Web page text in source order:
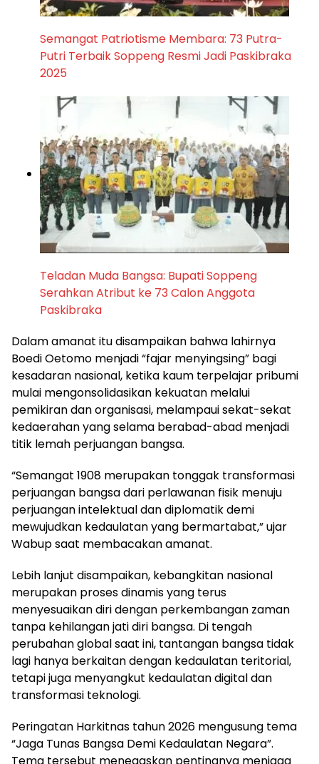
Semangat Patriotisme Membara: 73 Putra-
Putri Terbaik Soppeng Resmi Jadi Paskibraka
2025
Teladan Muda Bangsa: Bupati Soppeng
Serahkan Atribut ke 73 Calon Anggota
Paskibraka
Dalam amanat itu disampaikan bahwa lahirnya
Boedi Oetomo menjadi “fajar menyingsing” bagi
kesadaran nasional, ketika kaum terpelajar pribumi
mulai mengonsolidasikan kekuatan melalui
pemikiran dan organisasi, melampaui sekat-sekat
kedaerahan yang selama berabad-abad menjadi
titik lemah perjuangan bangsa.
“Semangat 1908 merupakan tonggak transformasi
perjuangan bangsa dari perlawanan fisik menuju
perjuangan intelektual dan diplomatik demi
mewujudkan kedaulatan yang bermartabat,” ujar
Wabup saat membacakan amanat.
Lebih lanjut disampaikan, kebangkitan nasional
merupakan proses dinamis yang terus
menyesuaikan diri dengan perkembangan zaman
tanpa kehilangan jati diri bangsa. Di tengah
perubahan global saat ini, tantangan bangsa tidak
lagi hanya berkaitan dengan kedaulatan teritorial,
tetapi juga menyangkut kedaulatan digital dan
transformasi teknologi.
Peringatan Harkitnas tahun 2026 mengusung tema
“Jaga Tunas Bangsa Demi Kedaulatan Negara”.
Tema tersebut menegaskan pentingnya menjaga